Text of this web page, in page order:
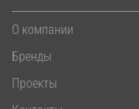
О компании
Бренды
Проекты